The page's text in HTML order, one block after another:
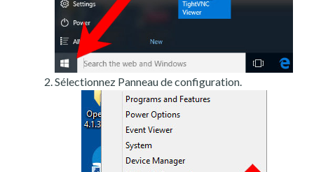
Sélectionnez Panneau de configuration.